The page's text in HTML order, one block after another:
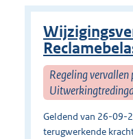
Regeling
Geldend van 26-
terugwerkende